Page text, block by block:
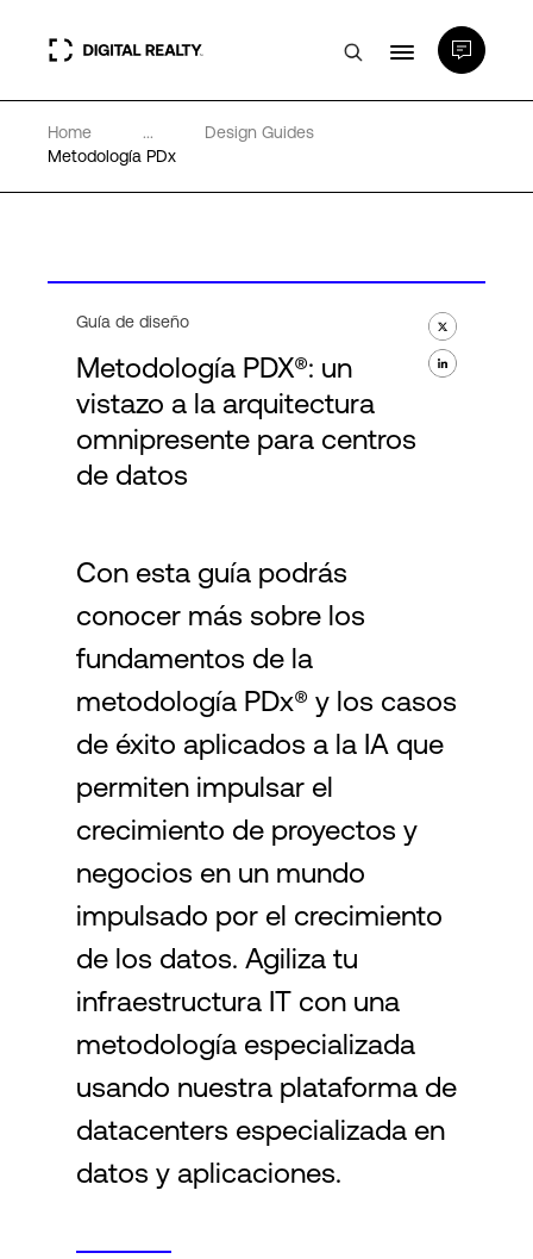
Centros de Datos
Experiencia y recursos
Acerca de
Login
Home ...
Design Guides
Metodología PDx
Guía de diseño
Metodología PDX®: un
vistazo a la arquitectura
omnipresente para centros
de datos
Con esta guía podrás
conocer más sobre los
fundamentos de la
metodología PDx® y los casos
de éxito aplicados a la IA que
permiten impulsar el
crecimiento de proyectos y
negocios en un mundo
impulsado por el crecimiento
de los datos. Agiliza tu
infraestructura IT con una
metodología especializada
usando nuestra plataforma de
datacenters especializada en
datos y aplicaciones.